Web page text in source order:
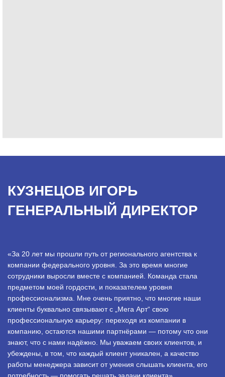
КУЗНЕЦОВ ИГОРЬ
ГЕНЕРАЛЬНЫЙ ДИРЕКТОР
«За 20 лет мы прошли путь от регионального агентства к
компании федерального уровня. За это время многие
сотрудники выросли вместе с компанией. Команда стала
предметом моей гордости, и показателем уровня
профессионализма. Мне очень приятно, что многие наши
клиенты буквально связывают с „Мега Арт“ свою
профессиональную карьеру: переходя из компании в
компанию, остаются нашими партнёрами — потому что они
знают, что с нами надёжно. Мы уважаем своих клиентов, и
убеждены, в том, что каждый клиент уникален, а качество
работы менеджера зависит от умения слышать клиента, его